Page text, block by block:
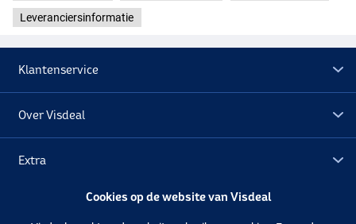
Leveranciersinformatie
Klantenservice
Over Visdeal
Extra
Cookies op de website van Visdeal